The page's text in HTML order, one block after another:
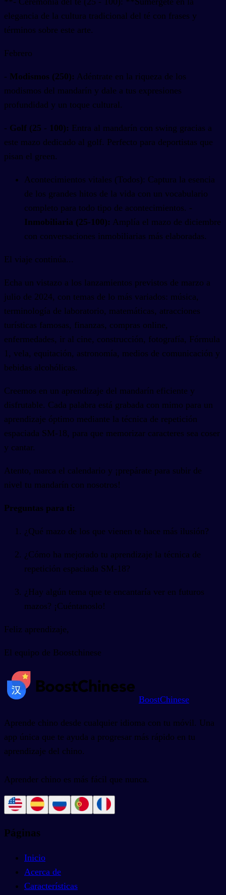
elegancia de la cultura tradicional del té con frases y
términos sobre este arte.
Febrero
- Modismos (250): Adéntrate en la riqueza de los
modismos del mandarín y dale a tus expresiones
profundidad y un toque cultural.
- Golf (25 - 100): Entra al mandarín con swing gracias a
este mazo dedicado al golf. Perfecto para deportistas que
pisan el green.
Acontecimientos vitales (Todos): Captura la esencia
de los grandes hitos de la vida con un vocabulario
completo para todo tipo de acontecimientos. -
Inmobiliaria (25-100): Amplía el mazo de diciembre
con conversaciones inmobiliarias más elaboradas.
El viaje continúa...
Echa un vistazo a los lanzamientos previstos de marzo a
julio de 2024, con temas de lo más variados: música,
terminología de laboratorio, matemáticas, atracciones
turísticas famosas, finanzas, compras online,
enfermedades, ir al cine, construcción, fotografía, Fórmula
1, vela, equitación, astronomía, medios de comunicación y
bebidas alcohólicas.
Creemos en un aprendizaje del mandarín eficiente y
disfrutable. Cada palabra está grabada con mimo para un
aprendizaje óptimo mediante la técnica de repetición
espaciada SM-18, para que memorizar caracteres sea coser
y cantar.
Atento, marca el calendario y ¡prepárate para subir de
nivel tu mandarín con nosotros!
Preguntas para ti:
¿Qué mazo de los que vienen te hace más ilusión?
¿Cómo ha mejorado tu aprendizaje la técnica de
repetición espaciada SM-18?
¿Hay algún tema que te encantaría ver en futuros
mazos? ¡Cuéntanoslo!
Feliz aprendizaje,
El equipo de Boostchinese
BoostChinese
Aprende chino desde cualquier idioma con tu móvil. Una
app única que te ayuda a progresar más rápido en tu
aprendizaje del chino.
Aprender chino es más fácil que nunca.
Páginas
Inicio
Acerca de
Características